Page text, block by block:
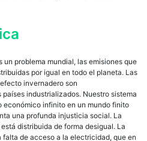
problema mundial, las emisiones que
por igual en todo el planeta. Las
invernadero son
industrializados. Nuestro sistema
infinito en un mundo finito
una profunda injusticia social. La
distribuida de forma desigual. La
de acceso a la electricidad, que en